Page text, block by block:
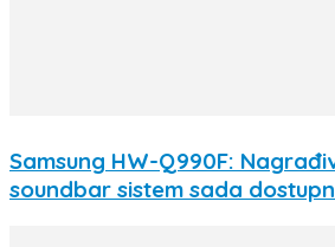
Samsung HW-Q990F:
soundbar sistem sada